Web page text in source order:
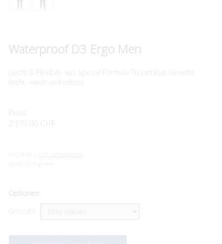
Waterproof D3 Ergo Men
Leicht & Flexibel- aus Spezial Formula Tri-Laminat Gewebe
leicht, weich und robust
Preis:
2'170.00 CHF
zzgl. Versandkosten
D3 Ergo Men
Optionen: